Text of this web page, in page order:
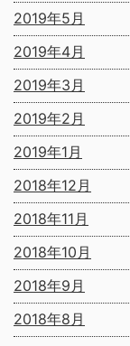
2019年5月
2019年4月
2019年3月
2019年2月
2019年1月
2018年12月
2018年11月
2018年10月
2018年9月
2018年8月